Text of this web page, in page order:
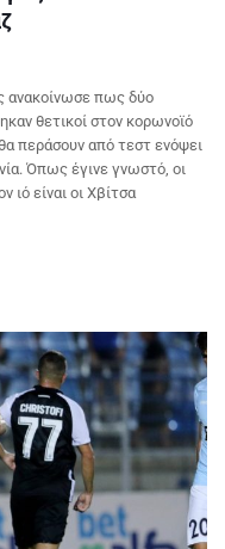
ανακοίνωσε πως δύο
θετικοί στον κορωνοϊό
περάσουν από τεστ ενόψει
Όπως έγινε γνωστό, οι
ιό είναι οι Χβίτσα